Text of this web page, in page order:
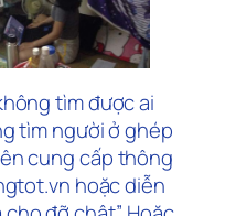
tìm được ai
tìm người ở ghép
cung cấp thông
hoặc diễn